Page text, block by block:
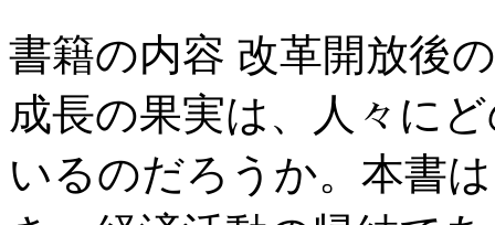
書籍の内容 改革開放後
成長の果実は、人々に
いるのだろうか。本書